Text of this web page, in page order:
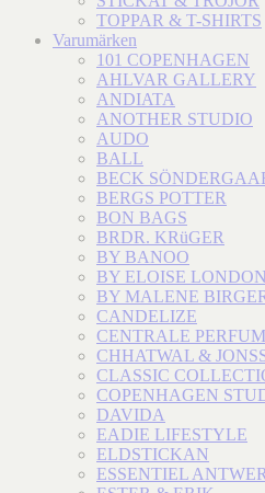
TOPPAR & T-SHIRTS
Varumärken
101 COPENHAGEN
AHLVAR GALLERY
ANDIATA
ANOTHER STUDIO
AUDO
BALL
BECK
BERGS POTTER
BON BAGS
BRDR. KRüGER
BY BANOO
BY ELOISE LONDON
BY MALENE
CANDELIZE
CENTRALE
CHHATWAL &
CLASSIC
COPENHAGEN
DAVIDA
EADIE LIFESTYLE
ELDSTICKAN
ESSENTIEL